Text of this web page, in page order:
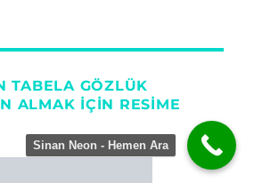
TABELA GÖZLÜK
ALMAK İÇİN RESİME
Sinan Neon - Hemen Ara